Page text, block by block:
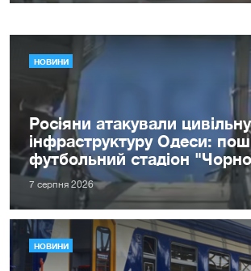
НОВИНИ
Росіяни атакували цивільну
інфраструктуру Одеси:
футбольний стадіон
7 серпня 2026
НОВИНИ